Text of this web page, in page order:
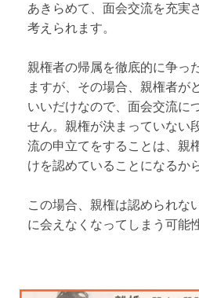
あきらめて、面会交流を充実
考えられます。
親権者の帰属を徹底的に争っ
ますが、その場合、親権者が
いいだけなので、面会交流に
せん。親権が決まっていない
流の申立てをすることは、親
けを認めていることになるか
この場合、親権は認められな
に会えなくなってしまう可能